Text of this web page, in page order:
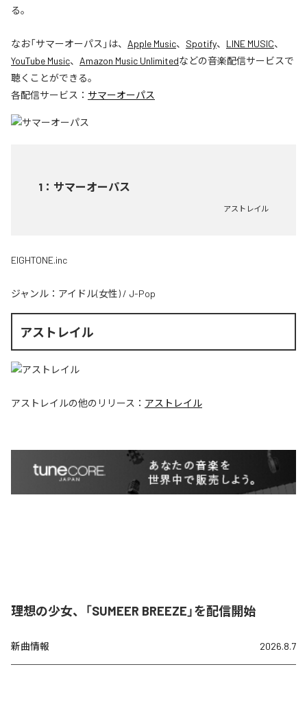
る。
なお「サマーオーパス 」は、 Apple Music、 Spotify、 LINE MUSIC、
YouTube Music、 Amazon Music Unlimitedなどの音楽配信サービスで
聴くことができる。
各配信サービス： サマーオーパス
1 ： サマーオーパス
アストレイル
EIGHTONE.inc
ジャンル： アイドル(女性) / J-Pop
アストレイル
アストレイルの他のリリース： アストレイル
理想の少女、「SUMEER BREEZE」を配信開始
新曲情報 2026.8.7